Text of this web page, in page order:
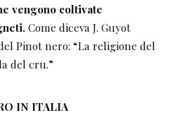
vengono coltivate
Come diceva J. Guyot
Pinot nero: “La religione del
del cru.”
IN ITALIA